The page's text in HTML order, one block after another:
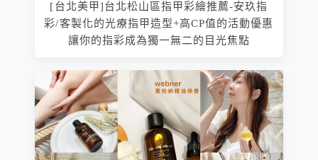
[台北美甲]台北松山區指甲彩繪推薦-安玖指
彩/客製化的光療指甲造型+高CP值的活動優惠
讓你的指彩成為獨一無二的目光焦點